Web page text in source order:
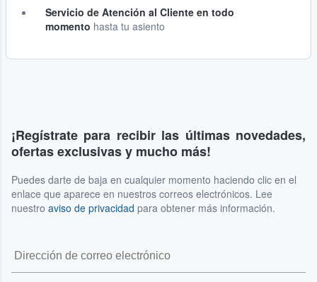
Servicio de Atención al Cliente en todo
momento hasta tu asiento
¡Regístrate para recibir las últimas novedades,
ofertas exclusivas y mucho más!
Puedes darte de baja en cualquier momento haciendo clic en el
enlace que aparece en nuestros correos electrónicos. Lee
nuestro aviso de privacidad para obtener más información.